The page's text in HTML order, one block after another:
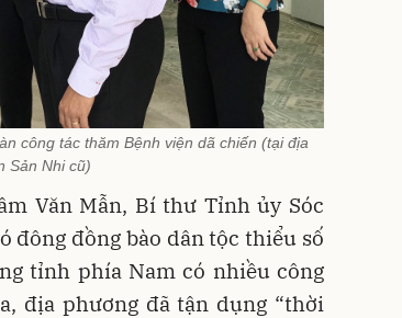
công tác thăm Bệnh viện dã chiến (tại địa
Sản Nhi cũ)
Văn Mẫn, Bí thư Tỉnh ủy Sóc
đông đồng bào dân tộc thiểu số
tỉnh phía Nam có nhiều công
địa phương đã tận dụng “thời